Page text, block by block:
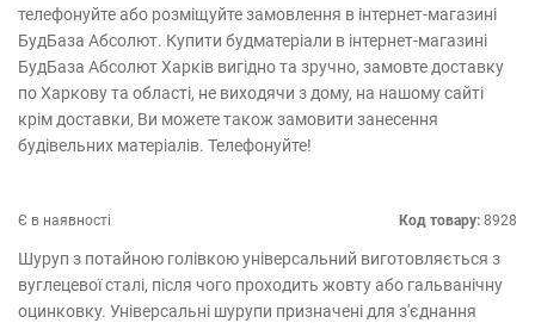
телефонуйте або розміщуйте замовлення в інтернет-магазині
БудБаза Абсолют. Купити будматеріали в інтернет-магазині
БудБаза Абсолют Харків вигідно та зручно, замовте доставку
по Харкову та області, не виходячи з дому, на нашому сайті
крім доставки, Ви можете також замовити занесення
будівельних матеріалів. Телефонуйте!
Є в наявності Код товару: 8928
Шуруп з потайною голівкою універсальний виготовляється з
вуглецевої сталі, після чого проходить жовту або гальванічну
оцинковку. Універсальні шурупи призначені для з'єднання